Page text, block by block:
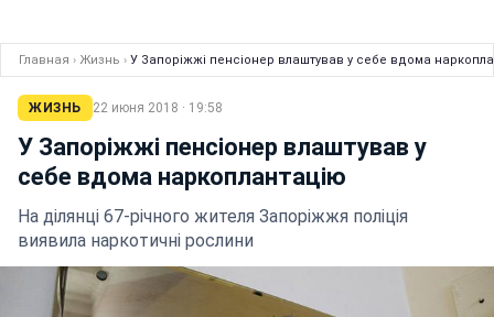
Главная › Жизнь › У Запоріжжі пенсіонер влаштував у себе вдома
ЖИЗНЬ 22 июня 2018 · 19:58
У Запоріжжі пенсіонер влаштував у
себе вдома наркоплантацію
На ділянці 67-річного жителя Запоріжжя поліція
виявила наркотичні рослини